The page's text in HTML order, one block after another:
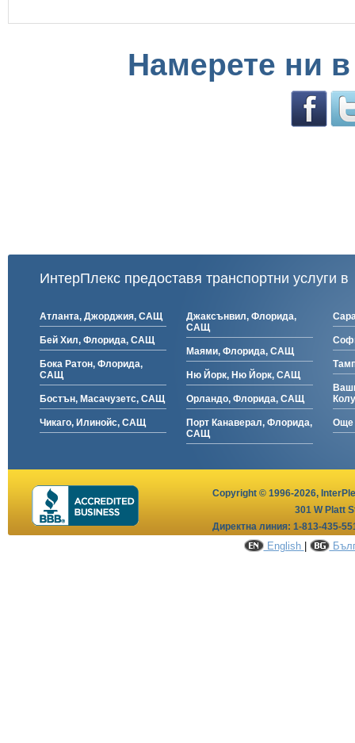
Намерете ни
ИнтерПлекс предоставя транспортни услуги в
Атланта, Джорджия, САЩ
Бей Хил, Флорида, САЩ
Бока Ратон, Флорида,
САЩ
Бостън, Масачузетс, САЩ
Чикаго, Илинойс, САЩ
Джаксънвил, Флорида,
САЩ
Маями, Флорида, САЩ
Ню Йорк, Ню Йорк, САЩ
Орландо, Флорида, САЩ
Порт Канаверал, Флорида,
САЩ
Още
Copyright © 1996-2026,
301 W Platt
Директна линия: 1-813-435-
English